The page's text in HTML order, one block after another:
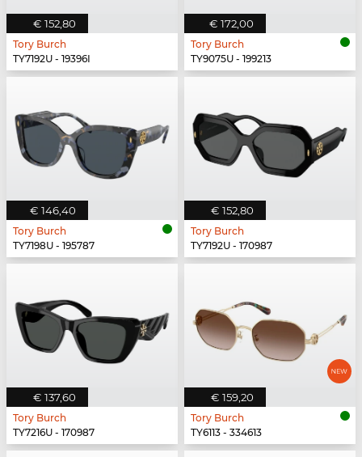
€ 152,80
Tory Burch
TY7192U - 19396I
€ 172,00
Tory Burch
TY9075U - 199213
€ 146,40
Tory Burch
TY7198U - 195787
€ 152,80
Tory Burch
TY7192U - 170987
€ 137,60
Tory Burch
TY7216U - 170987
€ 159,20
Tory Burch
TY6113 - 334613